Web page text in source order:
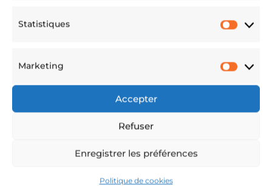
Statistiques
Marketing
Accepter
Refuser
Enregistrer les préférences
Politique de cookies